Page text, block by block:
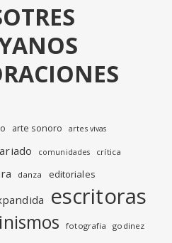
arte sonoro artes vivas
comunidades crítica
danza editoriales
escritoras
fotografia godinez